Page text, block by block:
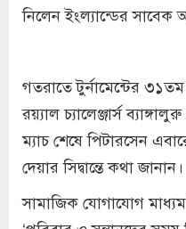
নিলেন ইংল্যান্ডের সাবেক
গতরাতে টুর্নামেন্টের
রয়্যাল চ্যালেঞ্জার্স
ম্যাচ শেষে পিটারসেন
দেয়ার সিদ্বান্তে কথা জানান।
সামাজিক যোগাযোগ